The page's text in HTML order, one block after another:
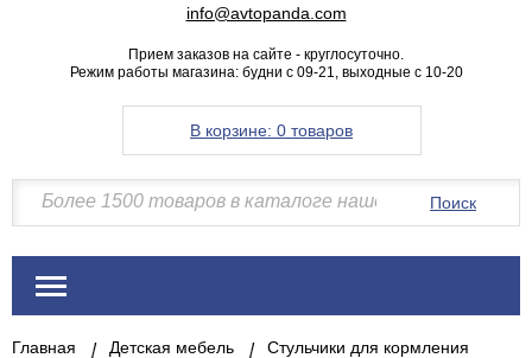
info@avtopanda.com
Прием заказов на сайте - круглосуточно.
Режим работы магазина: будни с 09-21, выходные с 10-20
В корзине: 0 товаров
Поиск
Главная Детская мебель
Стульчики для кормления